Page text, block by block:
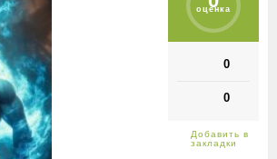
оценка
0
0